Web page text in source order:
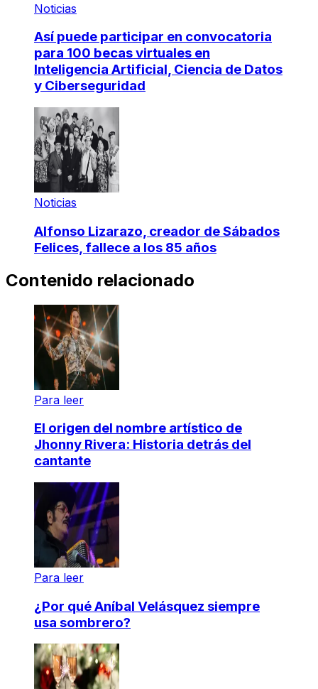
Noticias
Así puede participar en convocatoria
para 100 becas virtuales en
Inteligencia Artificial, Ciencia de Datos
y Ciberseguridad
Noticias
Alfonso Lizarazo, creador de Sábados
Felices, fallece a los 85 años
Contenido relacionado
Para leer
El origen del nombre artístico de
Jhonny Rivera: Historia detrás del
cantante
Para leer
¿Por qué Aníbal Velásquez siempre
usa sombrero?